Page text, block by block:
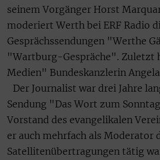
seinem Vorgänger Horst
moderiert Werth bei ERF Radio
Gesprächssendungen "Werthe
"Wartburg-Gespräche". Zuletzt
Medien" Bundeskanzlerin
Der Journalist war drei Jahre
Sendung "Das Wort zum
Vorstand des evangelikalen
er auch mehrfach als Moderator
Satellitenübertragungen tätig